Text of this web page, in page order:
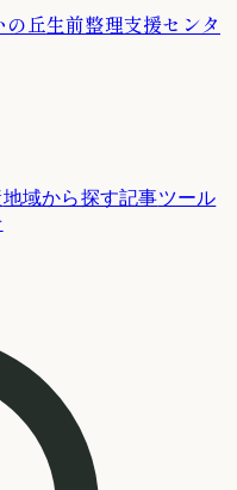
の丘生前整理支援センタ
地域から探す記事ツール